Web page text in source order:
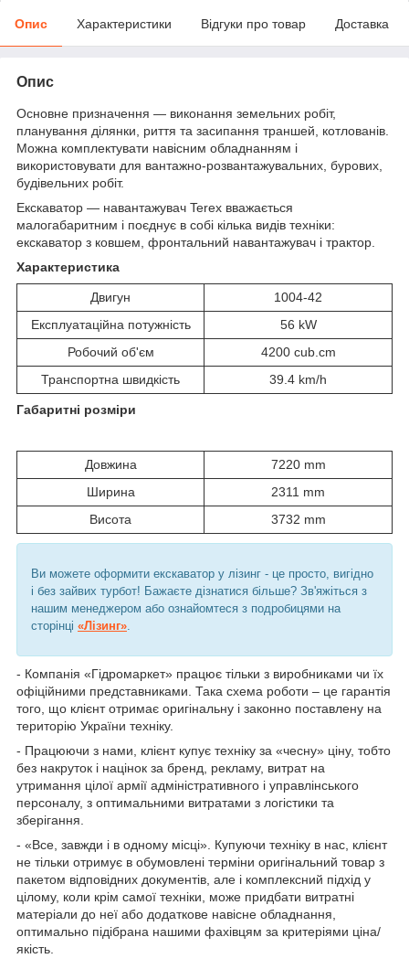
Опис Характеристики Відгуки про товар Доставка
Опис
Основне призначення — виконання земельних робіт,
планування ділянки, риття та засипання траншей, котлованів.
Можна комплектувати навісним обладнанням і
використовувати для вантажно-розвантажувальних, бурових,
будівельних робіт.
Екскаватор — навантажувач Terex вважається
малогабаритним і поєднує в собі кілька видів техніки:
екскаватор з ковшем, фронтальний навантажувач і трактор.
Характеристика
Двигун
1004-42
Експлуатаційна потужність
56 kW
Робочий об'єм
4200 cub.cm
Транспортна швидкість
39.4 km/h
Габаритні розміри
Довжина
7220 mm
Ширина
2311 mm
Висота
3732 mm
Ви можете оформити екскаватор у лізинг - це просто, вигідно
і без зайвих турбот! Бажаєте дізнатися більше? Зв'яжіться з
нашим менеджером або ознайомтеся з подробицями на
сторінці «Лізинг»
- Компанія «Гідромаркет» працює тільки з виробниками чи їх
офіційними представниками. Така схема роботи – це гарантія
того, що клієнт отримає оригінальну і законно поставлену на
територію України техніку.
- Працюючи з нами, клієнт купує техніку за «чесну» ціну, тобто
без накруток і націнок за бренд, рекламу, витрат на
утримання цілої армії адміністративного і управлінського
персоналу, з оптимальними витратами з логістики та
зберігання.
- «Все, завжди і в одному місці». Купуючи техніку в нас, клієнт
не тільки отримує в обумовлені терміни оригінальний товар з
пакетом відповідних документів, але і комплексний підхід у
цілому, коли крім самої техніки, може придбати витратні
матеріали до неї або додаткове навісне обладнання,
оптимально підібрана нашими фахівцям за критеріями ціна/
якість.